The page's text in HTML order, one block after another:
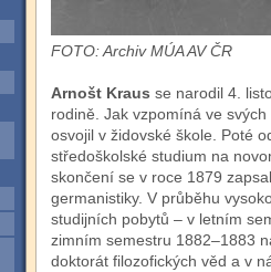
FOTO: Archiv MÚA AV ČR
Arnošt Kraus se narodil 4.
rodině. Jak vzpomíná ve
osvojil v židovské škole. Poté
středoškolské studium na
skončení se v roce 1879
germanistiky. V průběhu
studijních pobytů – v letním
zimním semestru 1882–1883
doktorát filozofických věd a v